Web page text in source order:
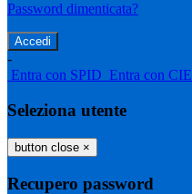
Password dimenticata?
-
Entra con SPID Entra con CIE
Seleziona utente
button close ×
Recupero password